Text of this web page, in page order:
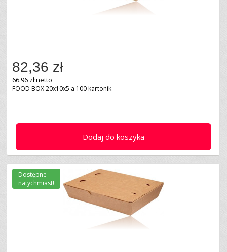
Dodaj do koszyka
82,36 zł
66.96 zł netto
FOOD BOX 20x10x5 a'100 kartonik
Dostępne
natychmiast!